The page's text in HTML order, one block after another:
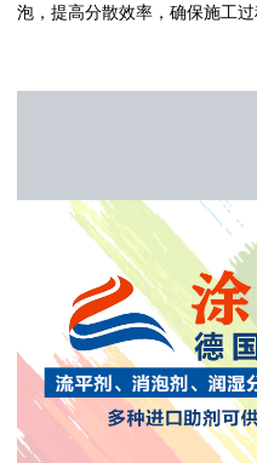
泡，提高分散效率，确保施工过